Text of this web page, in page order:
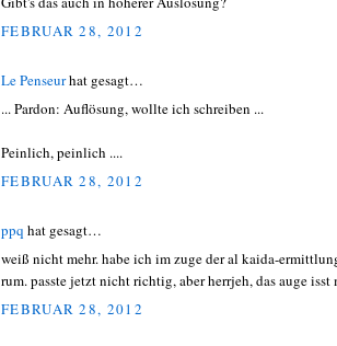
FEBRUAR 28, 2012
Le Penseurhat gesagt…
... Pardon: Auflösung, wollte ich schreiben ...
Peinlich, peinlich ....
FEBRUAR 28, 2012
ppq hat gesagt…
weiß nicht mehr. habe ich im zuge der al kaida-
rum. passte jetzt nicht richtig, aber herrjeh, das auge isst
FEBRUAR 28, 2012